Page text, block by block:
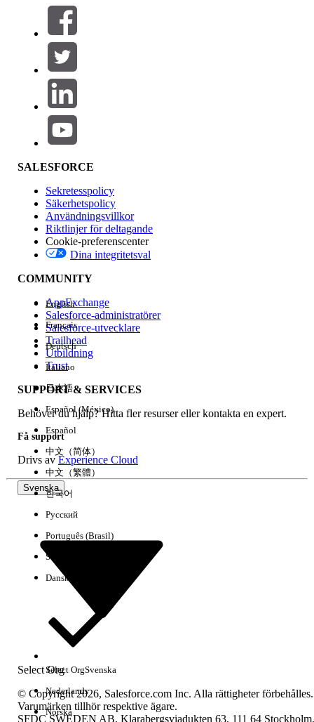
005318697
LÖSTE DENNA ARTIKEL DITT PROBLEM?
Berätta för oss vad vi kan förbättra!
SALESFORCE
Sekretesspolicy
Säkerhetspolicy
Användningsvillkor
Riktlinjer för deltagande
Cookie-preferenscenter
Dina integritetsval
COMMUNITY
AppExchange
Salesforce-administratörer
Salesforce-utvecklare
Trailhead
Utbildning
Trust
SUPPORT & SERVICES
Behöver du hjälp? Hitta fler resurser eller kontakta en expert.
Få support
Drivs avExperience Cloud
Svenska
Select Org
English
Français
Deutsch
Italiano
日本語
Español (México)
Español
中文（简体）
中文（繁體）
한국어
Русский
Português (Brasil)
Suomi
Dansk
Select OrgSvenska
Nederlands
Norska
© Copyright 2026, Salesforce.com Inc. Alla rättigheter förbehålles.
Varumärken tillhör respektive ägare.
SFDC SWEDEN AB, Klarabergsviadukten 63, 111 64 Stockholm,